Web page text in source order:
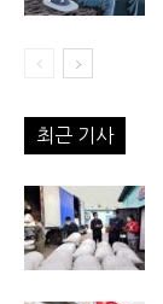
최근 기사